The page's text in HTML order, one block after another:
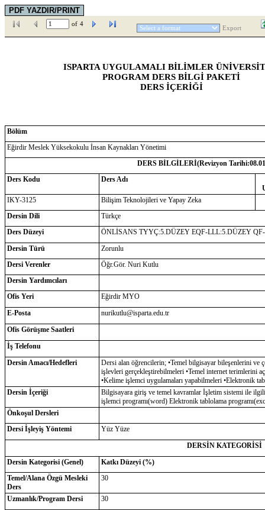
of 4
Export
ISPARTA UYGULAMALI BİLİMLER
PROGRAM DERS BİLGİ PAKETİ
DERS İÇERİĞİ
Bölüm
Eğirdir Meslek Yüksekokulu İnsan Kaynakları Yönetimi
DERS BİLGİLERİ(Revizyon Tarihi:
Ders Kodu
Ders Adı
IKY-3125
Bilişim Teknolojileri ve Yapay Zeka
Dersin Dili
Türkçe
Ders Düzeyi
ÖNLİSANS TYYÇ:5.DÜZEY EQF-LLL:5.DÜZEY
Dersin Türü
Zorunlu
Dersi Verenler
Öğr.Gör. Nuri Kutlu
Dersin Yardımcıları
Ofis Yeri
Eğirdir MYO
E-Posta
nurikutlu@isparta.edu.tr
Ofis Görüşme Saatleri
İş Telefonu
Dersin Amacı/Hedefleri
Dersi alan öğrencilerin; •Temel bilgisayar bileşenlerini ve
işlevleri gerçekleştirebilmeleri •Temel internet terimlerini
•Kelime işlemci uygulamaları yapabilmeleri •Elektronik
Dersin İçeriği
Bilgisayara giriş ve temel kavramlar İşletim sistemi ile
işlemci programı(word) Elektronik tablolama
Önkoşul Dersleri
Dersi İşleyiş Yöntemi
Yüz Yüze
DERSİN KATEGORİSİ
Dersin Kategorisi (Genel)
Katkı Düzeyi (%)
Temel/Alana Özgü Mesleki
Ders
30
Uzmanlık/Program Dersi
30